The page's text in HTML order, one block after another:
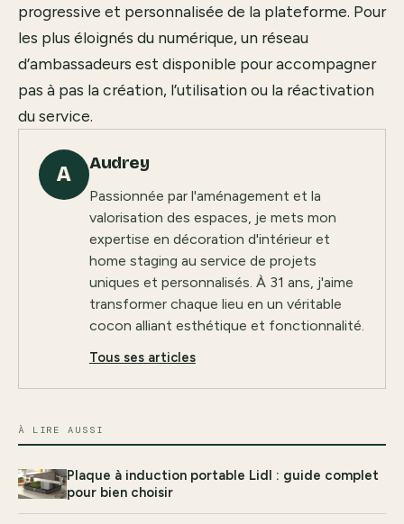
progressive et personnalisée de la plateforme. Pour
les plus éloignés du numérique, un réseau
d’ambassadeurs est disponible pour accompagner
pas à pas la création, l’utilisation ou la réactivation
du service.
A Audrey
Passionnée par l'aménagement et la
valorisation des espaces, je mets mon
expertise en décoration d'intérieur et
home staging au service de projets
uniques et personnalisés. À 31 ans, j'aime
transformer chaque lieu en un véritable
cocon alliant esthétique et fonctionnalité.
Tous ses articles
À LIRE AUSSI
Plaque à induction portable Lidl : guide complet
pour bien choisir